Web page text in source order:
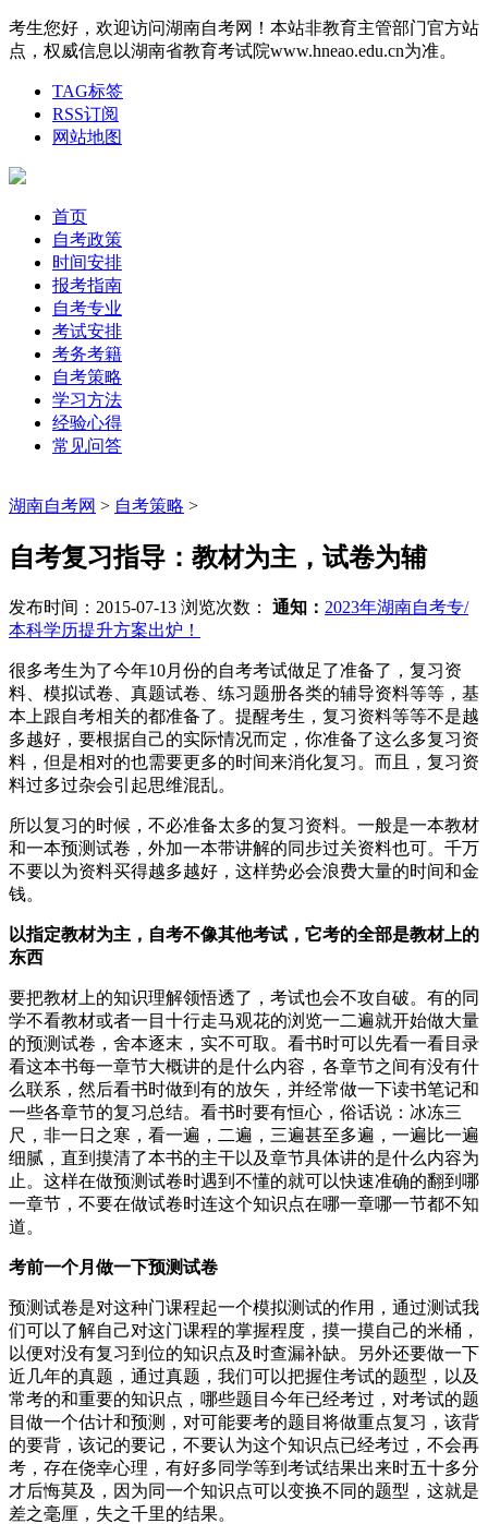
考生您好，欢迎访问湖南自考网！本站非教育主管部门官方站
点，权威信息以湖南省教育考试院www.hneao.edu.cn为准。
TAG标签
RSS订阅
网站地图
首页
自考政策
时间安排
报考指南
自考专业
考试安排
考务考籍
自考策略
学习方法
经验心得
常见问答
湖南自考网 > 自考策略 >
自考复习指导：教材为主，试卷为辅
发布时间：2015-07-13 浏览次数： 通知： 2023年湖南自考专/
本科学历提升方案出炉！
很多考生为了今年10月份的自考考试做足了准备了，复习资
料、模拟试卷、真题试卷、练习题册各类的辅导资料等等，基
本上跟自考相关的都准备了。提醒考生，复习资料等等不是越
多越好，要根据自己的实际情况而定，你准备了这么多复习资
料，但是相对的也需要更多的时间来消化复习。而且，复习资
料过多过杂会引起思维混乱。
所以复习的时候，不必准备太多的复习资料。一般是一本教材
和一本预测试卷，外加一本带讲解的同步过关资料也可。千万
不要以为资料买得越多越好，这样势必会浪费大量的时间和金
钱。
以指定教材为主，自考不像其他考试，它考的全部是教材上的
东西
要把教材上的知识理解领悟透了，考试也会不攻自破。有的同
学不看教材或者一目十行走马观花的浏览一二遍就开始做大量
的预测试卷，舍本逐末，实不可取。看书时可以先看一看目录
看这本书每一章节大概讲的是什么内容，各章节之间有没有什
么联系，然后看书时做到有的放矢，并经常做一下读书笔记和
一些各章节的复习总结。看书时要有恒心，俗话说：冰冻三
尺，非一日之寒，看一遍，二遍，三遍甚至多遍，一遍比一遍
细腻，直到摸清了本书的主干以及章节具体讲的是什么内容为
止。这样在做预测试卷时遇到不懂的就可以快速准确的翻到哪
一章节，不要在做试卷时连这个知识点在哪一章哪一节都不知
道。
考前一个月做一下预测试卷
预测试卷是对这种门课程起一个模拟测试的作用，通过测试我
们可以了解自己对这门课程的掌握程度，摸一摸自己的米桶，
以便对没有复习到位的知识点及时查漏补缺。另外还要做一下
近几年的真题，通过真题，我们可以把握住考试的题型，以及
常考的和重要的知识点，哪些题目今年已经考过，对考试的题
目做一个估计和预测，对可能要考的题目将做重点复习，该背
的要背，该记的要记，不要认为这个知识点已经考过，不会再
考，存在侥幸心理，有好多同学等到考试结果出来时五十多分
才后悔莫及，因为同一个知识点可以变换不同的题型，这就是
差之毫厘，失之千里的结果。